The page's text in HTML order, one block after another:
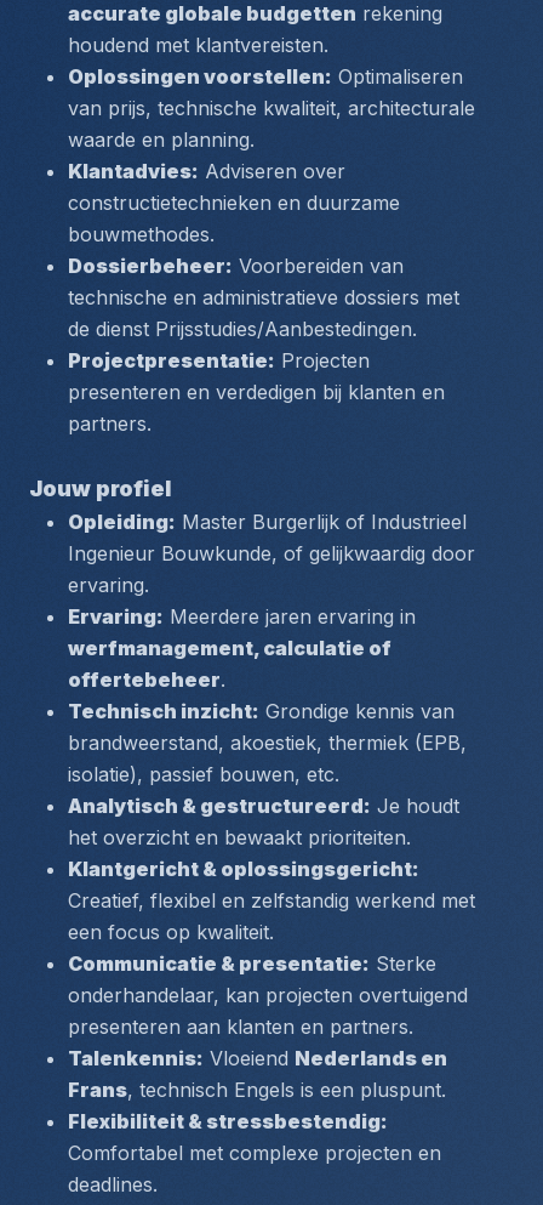
accurate globale budgetten rekening
houdend met klantvereisten.
Oplossingen voorstellen: Optimaliseren
van prijs, technische kwaliteit, architecturale
waarde en planning.
Klantadvies: Adviseren over
constructietechnieken en duurzame
bouwmethodes.
Dossierbeheer: Voorbereiden van
technische en administratieve dossiers met
de dienst Prijsstudies/Aanbestedingen.
Projectpresentatie: Projecten
presenteren en verdedigen bij klanten en
partners.
Jouw profiel
Opleiding: Master Burgerlijk of Industrieel
Ingenieur Bouwkunde, of gelijkwaardig door
ervaring.
Ervaring:
werfmanagement, calculatie of
offertebeheer.
Technisch inzicht: Grondige kennis van
brandweerstand, akoestiek, thermiek (EPB,
isolatie), passief bouwen, etc.
Analytisch & gestructureerd: Je houdt
het overzicht en bewaakt prioriteiten.
Klantgericht & oplossingsgericht:
Creatief, flexibel en zelfstandig werkend met
een focus op kwaliteit.
Communicatie & presentatie: Sterke
onderhandelaar, kan projecten overtuigend
presenteren aan klanten en partners.
Talenkennis: Vloeiend Nederlands en
Frans, technisch Engels is een pluspunt.
Flexibiliteit & stressbestendig:
Comfortabel met complexe projecten en
deadlines.